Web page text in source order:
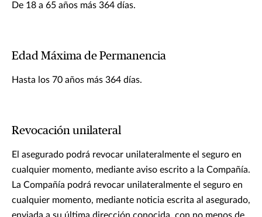
De 18 a 65 años más 364 días.
Edad Máxima de Permanencia
Hasta los 70 años más 364 días.
Revocación unilateral
El asegurado podrá revocar unilateralmente el seguro en
cualquier momento, mediante aviso escrito a la Compañía.
La Compañía podrá revocar unilateralmente el seguro en
cualquier momento, mediante noticia escrita al asegurado,